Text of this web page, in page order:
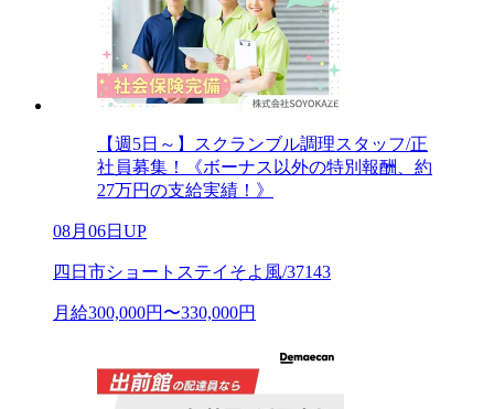
【週5日～】スクランブル調理スタッフ/正
社員募集！《ボーナス以外の特別報酬、約
27万円の支給実績！》
08月06日UP
四日市ショートステイそよ風/37143
月給300,000円〜330,000円